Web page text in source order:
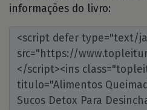
informações do livro: